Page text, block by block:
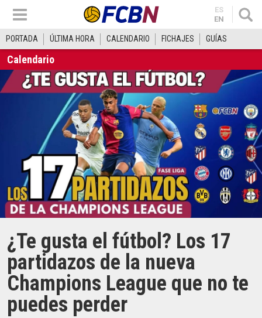
ES
EN
PORTADA ÚLTIMA HORA CALENDARIO FICHAJES GUÍAS
Calendario
¿Te gusta el fútbol? Los 17
partidazos de la nueva
Champions League que no te
puedes perder